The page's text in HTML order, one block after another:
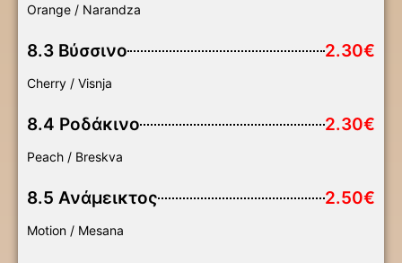
Orange / Narandza
8.3 Βύσσινο 2.30€
Cherry / Visnja
8.4 Ροδάκινο 2.30€
Peach / Breskva
8.5 Ανάμεικτος 2.50€
Motion / Mesana